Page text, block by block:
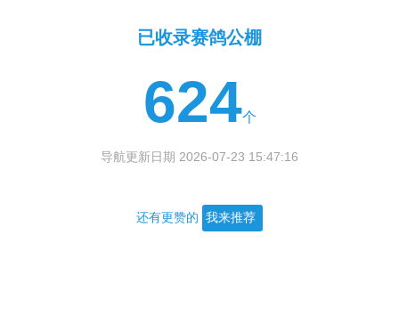
已收录赛鸽公棚
624个
导航更新日期 2026-07-23 15:47:16
还有更赞的 我来推荐